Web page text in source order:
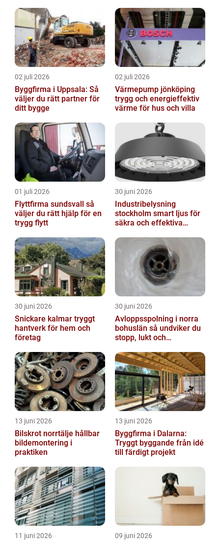
02 juli 2026
Byggfirma i Uppsala: Så
väljer du rätt partner för
ditt bygge
02 juli 2026
Värmepump jönköping
trygg och energieffektiv
värme för hus och villa
01 juli 2026
Flyttfirma sundsvall så
väljer du rätt hjälp för en
trygg flytt
30 juni 2026
Industribelysning
stockholm smart ljus för
säkra och effektiva
30 juni 2026
Snickare kalmar tryggt
hantverk för hem och
företag
30 juni 2026
Avloppsspolning i norra
bohuslän så undviker du
stopp, lukt och
13 juni 2026
Bilskrot norrtälje hållbar
bildemontering i
praktiken
13 juni 2026
Byggfirma i Dalarna:
Tryggt byggande från idé
till färdigt projekt
11 juni 2026 09 juni 2026